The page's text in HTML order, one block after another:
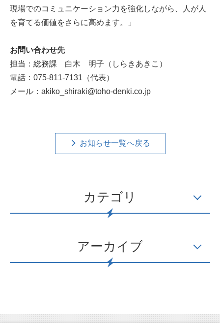
現場でのコミュニケーション力を強化しながら、人が人
を育てる価値をさらに高めます。」
お問い合わせ先
担当：総務課 白木 明子（しらきあきこ）
電話：075-811-7131（代表）
メール：akiko_shiraki@toho-denki.co.jp
お知らせ一覧へ戻る
カテゴリ
アーカイブ